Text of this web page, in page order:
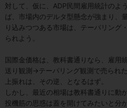
対して、仮に、ADP民間雇用統計のよ
ば、市場内のデルタ型懸念が強まり、
り込みつつある市場は、テーパリング
られよう。
国際金価格は、教科書通りなら、雇用
送り観測→テーパリング観測で売られた
上振れは、その逆、となるはず。
しかし、最近の相場は教科書通りに動
投機筋の思惑は蓋を開けてみたいと分か